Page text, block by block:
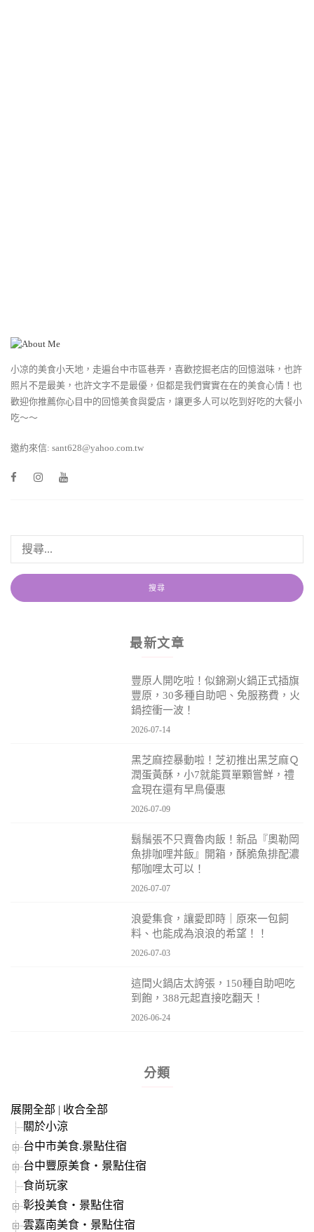
小凉的美食小天地，走遍台中市區巷弄，喜歡挖掘老店的回憶滋味，也許
照片不是最美，也許文字不是最優，但都是我們實實在在的美食心情！也
歡迎你推薦你心目中的回憶美食與愛店，讓更多人可以吃到好吃的大餐小
吃～～
邀約來信: sant628@yahoo.com.tw
最新文章
豐原人開吃啦！似錦涮火鍋正式插旗
豐原，30多種自助吧、免服務費，火
鍋控衝一波！
2026-07-14
黑芝麻控暴動啦！芝初推出黑芝麻Ｑ
潤蛋黃酥，小7就能買單顆嘗鮮，禮
盒現在還有早鳥優惠
2026-07-09
鬍鬚張不只賣魯肉飯！新品『奧勒岡
魚排咖哩丼飯』開箱，酥脆魚排配濃
郁咖哩太可以！
2026-07-07
浪愛集食，讓愛即時｜原來一包飼
料、也能成為浪浪的希望！！
2026-07-03
這間火鍋店太誇張，150種自助吧吃
到飽，388元起直接吃翻天！
2026-06-24
分類
展開全部 | 收合全部
關於小涼
台中市美食.景點住宿
台中豐原美食‧景點住宿
食尚玩家
彰投美食‧景點住宿
雲嘉南美食‧景點住宿